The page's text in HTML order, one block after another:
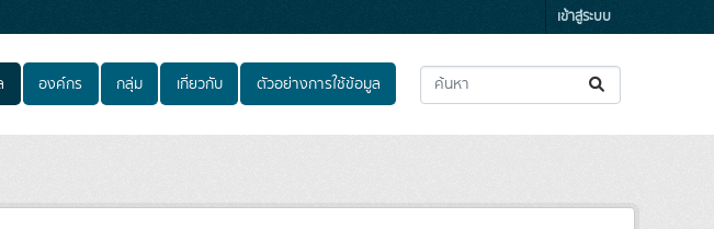
เข้าสู่ระบบ
องค์กร กลุ่ม เกี่ยวกับ ตัวอย่างการใช้ข้อมูล